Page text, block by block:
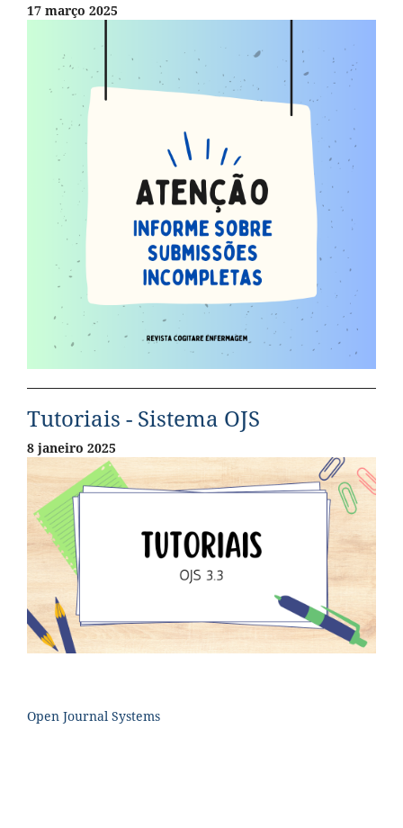
17 março 2025
Tutoriais - Sistema OJS
8 janeiro 2025
Open Journal Systems